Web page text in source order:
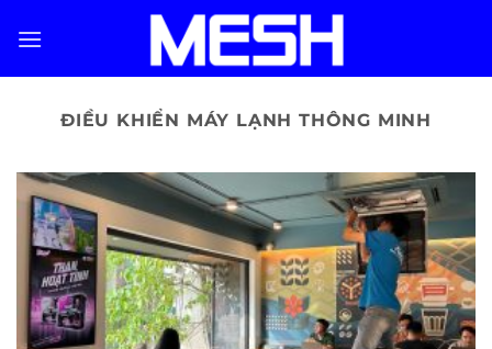
ĐIỀU KHIỂN MÁY LẠNH THÔNG MINH